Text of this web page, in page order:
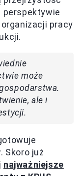
perspektywie
pracy
może
ale i
Skoro już
najważniejsze